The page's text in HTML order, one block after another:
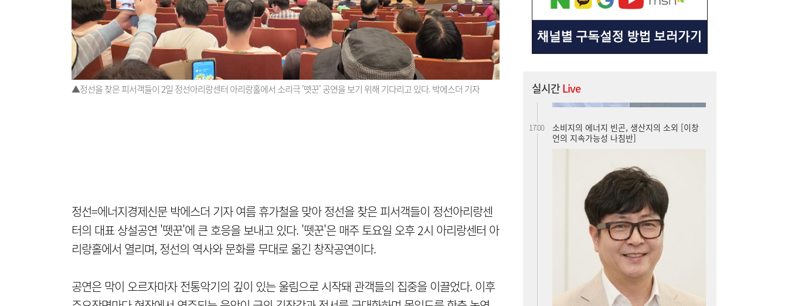
▲정선을 찾은 피서객들이 2일 정선아리랑센터 아리랑홀에서 소리극 '뗏꾼' 공연을 보기 위해 기다리고 있다. 박에스더 기자
정선=에너지경제신문 박에스더 기자 여름 휴가철을 맞아 정선을 찾은 피서객들이 정선아리랑센
터의 대표 상설공연 '뗏꾼'에 큰 호응을 보내고 있다. '뗏꾼'은 매주 토요일 오후 2시 아리랑센터 아
리랑홀에서 열리며, 정선의 역사와 문화를 무대로 옮긴 창작공연이다.
공연은 막이 오르자마자 전통악기의 깊이 있는 울림으로 시작돼 관객들의 집중을 이끌었다. 이후
실시간Live
소비지의 에너지 빈곤, 생산지의 소외 [이창